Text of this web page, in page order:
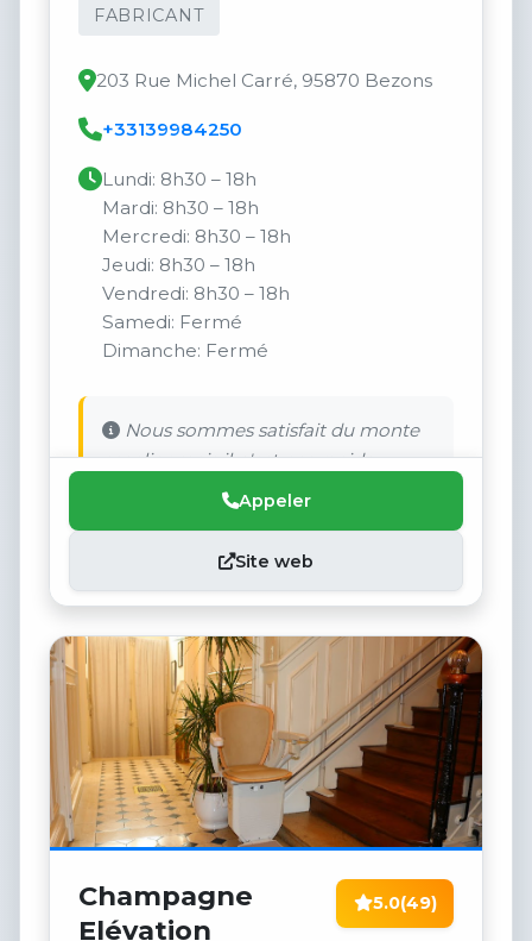
FABRICANT
203 Rue Michel Carré, 95870 Bezons
+33139984250
Lundi: 8h30 – 18h
Mardi: 8h30 – 18h
Mercredi: 8h30 – 18h
Jeudi: 8h30 – 18h
Vendredi: 8h30 – 18h
Samedi: Fermé
Dimanche: Fermé
Nous sommes satisfait du monte
escalier mais il n'est pas rapide.
Appeler
Site web
Champagne
Elévation
5.0(49)